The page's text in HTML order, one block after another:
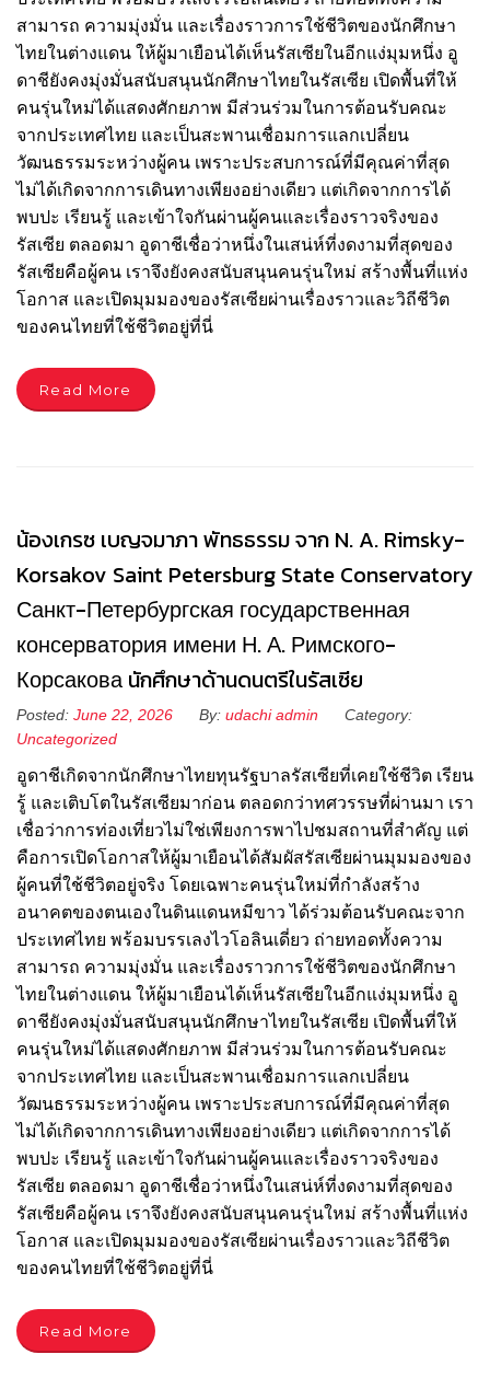
สามารถ ความมุ่งมั่น และเรื่องราวการใช้ชีวิตของนักศึกษา
ไทยในต่างแดน ให้ผู้มาเยือนได้เห็นรัสเซียในอีกแง่มุมหนึ่ง อู
ดาชียังคงมุ่งมั่นสนับสนุนนักศึกษาไทยในรัสเซีย เปิดพื้นที่ให้
คนรุ่นใหม่ได้แสดงศักยภาพ มีส่วนร่วมในการต้อนรับคณะ
จากประเทศไทย และเป็นสะพานเชื่อมการแลกเปลี่ยน
วัฒนธรรมระหว่างผู้คน เพราะประสบการณ์ที่มีคุณค่าที่สุด
ไม่ได้เกิดจากการเดินทางเพียงอย่างเดียว แต่เกิดจากการได้
พบปะ เรียนรู้ และเข้าใจกันผ่านผู้คนและเรื่องราวจริงของ
รัสเซีย ตลอดมา อูดาชีเชื่อว่าหนึ่งในเสน่ห์ที่งดงามที่สุดของ
รัสเซียคือผู้คน เราจึงยังคงสนับสนุนคนรุ่นใหม่ สร้างพื้นที่แห่ง
โอกาส และเปิดมุมมองของรัสเซียผ่านเรื่องราวและวิถีชีวิต
ของคนไทยที่ใช้ชีวิตอยู่ที่นี่
Read More
น้องเกรซ เบญจมาภา พัทธธรรม จาก N. A. Rimsky-
Korsakov Saint Petersburg State Conservatory
Санкт-Петербургская государственная
консерватория имени Н. А. Римского-
Корсакова นักศึกษาด้านดนตรีในรัสเซีย
Posted: June 22, 2026 By: udachi admin
Category:
Uncategorized
อูดาชีเกิดจากนักศึกษาไทยทุนรัฐบาลรัสเซียที่เคยใช้ชีวิต เรียน
รู้ และเติบโตในรัสเซียมาก่อน ตลอดกว่าทศวรรษที่ผ่านมา เรา
เชื่อว่าการท่องเที่ยวไม่ใช่เพียงการพาไปชมสถานที่สำคัญ แต่
คือการเปิดโอกาสให้ผู้มาเยือนได้สัมผัสรัสเซียผ่านมุมมองของ
ผู้คนที่ใช้ชีวิตอยู่จริง โดยเฉพาะคนรุ่นใหม่ที่กำลังสร้าง
อนาคตของตนเองในดินแดนหมีขาว ได้ร่วมต้อนรับคณะจาก
ประเทศไทย พร้อมบรรเลงไวโอลินเดี่ยว ถ่ายทอดทั้งความ
สามารถ ความมุ่งมั่น และเรื่องราวการใช้ชีวิตของนักศึกษา
ไทยในต่างแดน ให้ผู้มาเยือนได้เห็นรัสเซียในอีกแง่มุมหนึ่ง อู
ดาชียังคงมุ่งมั่นสนับสนุนนักศึกษาไทยในรัสเซีย เปิดพื้นที่ให้
คนรุ่นใหม่ได้แสดงศักยภาพ มีส่วนร่วมในการต้อนรับคณะ
จากประเทศไทย และเป็นสะพานเชื่อมการแลกเปลี่ยน
วัฒนธรรมระหว่างผู้คน เพราะประสบการณ์ที่มีคุณค่าที่สุด
ไม่ได้เกิดจากการเดินทางเพียงอย่างเดียว แต่เกิดจากการได้
พบปะ เรียนรู้ และเข้าใจกันผ่านผู้คนและเรื่องราวจริงของ
รัสเซีย ตลอดมา อูดาชีเชื่อว่าหนึ่งในเสน่ห์ที่งดงามที่สุดของ
รัสเซียคือผู้คน เราจึงยังคงสนับสนุนคนรุ่นใหม่ สร้างพื้นที่แห่ง
โอกาส และเปิดมุมมองของรัสเซียผ่านเรื่องราวและวิถีชีวิต
ของคนไทยที่ใช้ชีวิตอยู่ที่นี่
Read More